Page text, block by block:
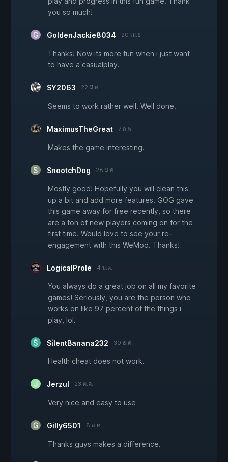
you so much!
GoldenJackie8034 20 เม.ย.
Thanks! Now its more fun when i just want
to have a casualplay.
SY2063 22 มี.ค.
Seems to work rather well. Well done.
MaximusTheGreat 7 ก.พ.
Makes the game interesting.
SnootchDog 28 ม.ค.
Mostly good! Hopefully you will clean this
up a bit and add more features. GOG gave
this game away for free recently, so there
are a ton of new players coming on for the
first time. Would love to see your re-
engagement with this WeMod. Thanks!
LogicalProle 4 ม.ค.
You always do a great job on all my favorite
games! Seriously, you are the person who
works on like 97 percent of the things i
play, lol.
SilentBanana232 30 ธ.ค.
Health cheat does not work.
Jerzul 23 ต.ค.
Very nice and easy to use
Gilly6501 8 ส.ค.
Thanks guys makes a difference.